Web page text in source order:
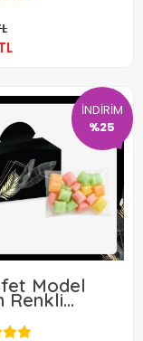
İNDİRİM
%25
Model
Renkli
Kutusu ve
Şekeri
12,00 TL